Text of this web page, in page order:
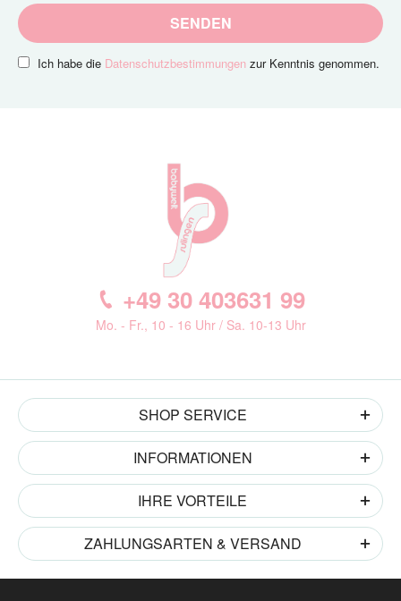
SENDEN
Ich habe die Datenschutzbestimmungen zur Kenntnis genommen.
+49 30 403631 99
Mo. - Fr., 10 - 16 Uhr / Sa. 10-13 Uhr
SHOP SERVICE
INFORMATIONEN
IHRE VORTEILE
ZAHLUNGSARTEN & VERSAND